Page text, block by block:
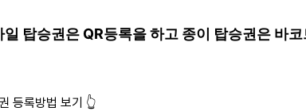
일 탑승권은 QR등록을 하고 종이 탑승권은 바
등록방법 보기 👆